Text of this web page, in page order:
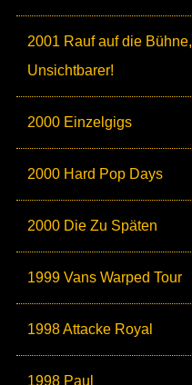
2001 Rauf auf die Bühne,
Unsichtbarer!
2000 Einzelgigs
2000 Hard Pop Days
2000 Die Zu Späten
1999 Vans Warped Tour
1998 Attacke Royal
1998 Paul